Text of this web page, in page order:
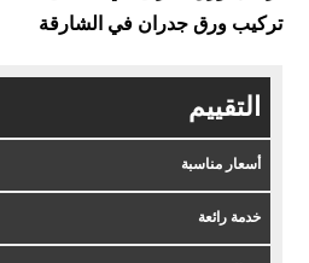
تركيب ورق جدران في الشارقة
التقييم
أسعار مناسبة
خدمة رائعة